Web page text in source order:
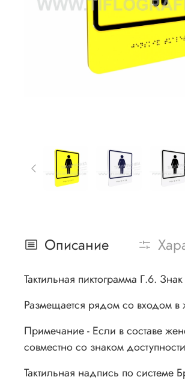
Описание
Тактильная пиктограмма Г.6.
Размещается рядом со входом в
Примечание - Если в составе
совместно со знаком
Тактильная надпись по системе